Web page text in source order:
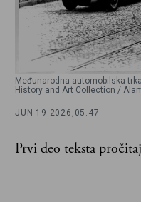
Međunarodna automobilska
History and Art Collection /
JUN 19 2026, 05:47
Prvi deo teksta